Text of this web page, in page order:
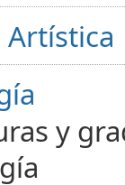
Artística
y